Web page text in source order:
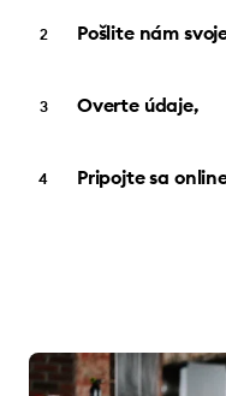
Pošlite nám
Overte údaje,
Pripojte sa